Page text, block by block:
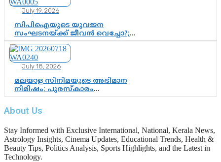
July 19, 2026
സിപിഐയുടെ യുവജന
സംഘടനയ്ക്ക് ജീവൻ വെച്ചോ?;
ജിസ്മോന്റെ വിമർശനം രാഷ്ട്രീയ
ഇരട്ടത്താപ്പെന്ന് ചർച്ച
July 18, 2026
മലയാള സിനിമയുടെ അഭിമാന
നിമിഷം; പുരസ്‌കാരം
ആഘോഷമാകട്ടെ, മികവ് ശീലമാകട്ടെ
About Us
Stay Informed with Exclusive International, National, Kerala News,
Astrology Insights, Cinema Updates, Educational Trends, Health &
Beauty Tips, Politics Analysis, Sports Highlights, and the Latest in
Technology.